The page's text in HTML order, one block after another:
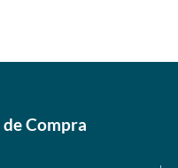
Compra